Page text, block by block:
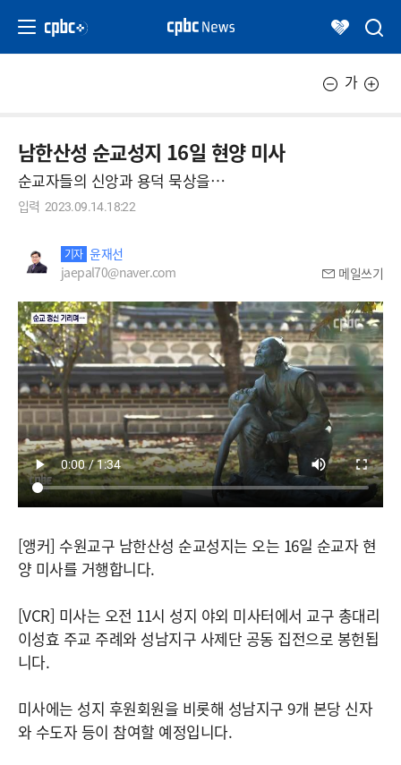
가
남한산성 순교성지 16일 현양 미사
순교자들의 신앙과 용덕 묵상을…
입력 2023.09.14.18:22
기자 윤재선
jaepal70@naver.com
메일쓰기
[앵커] 수원교구 남한산성 순교성지는 오는 16일 순교자 현
양 미사를 거행합니다.
[VCR] 미사는 오전 11시 성지 야외 미사터에서 교구 총대리
이성효 주교 주례와 성남지구 사제단 공동 집전으로 봉헌됩
니다.
미사에는 성지 후원회원을 비롯해 성남지구 9개 본당 신자
와 수도자 등이 참여할 예정입니다.